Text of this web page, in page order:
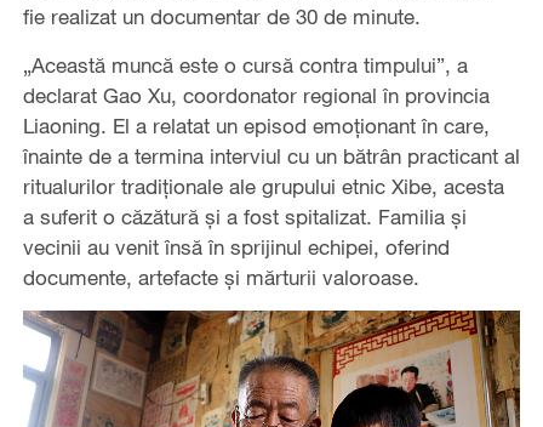
fie realizat un documentar de 30 de minute.
„Această muncă este o cursă contra timpului”, a
declarat Gao Xu, coordonator regional în provincia
Liaoning. El a relatat un episod emoționant în care,
înainte de a termina interviul cu un bătrân practicant al
ritualurilor tradiționale ale grupului etnic Xibe, acesta
a suferit o căzătură și a fost spitalizat. Familia și
vecinii au venit însă în sprijinul echipei, oferind
documente, artefacte și mărturii valoroase.